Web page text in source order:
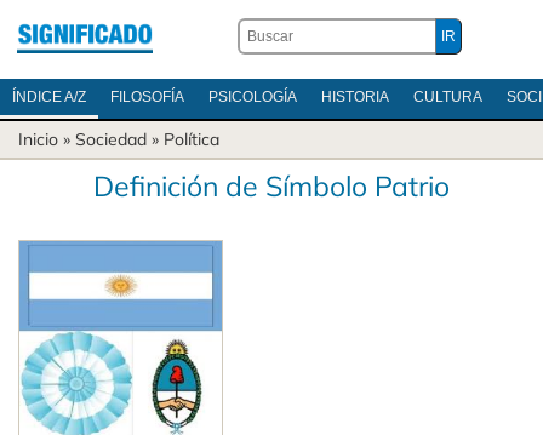
ÍNDICE A/Z FILOSOFÍA PSICOLOGÍA HISTORIA CULTURA
Inicio » Sociedad » Política
Definición de Símbolo Patrio